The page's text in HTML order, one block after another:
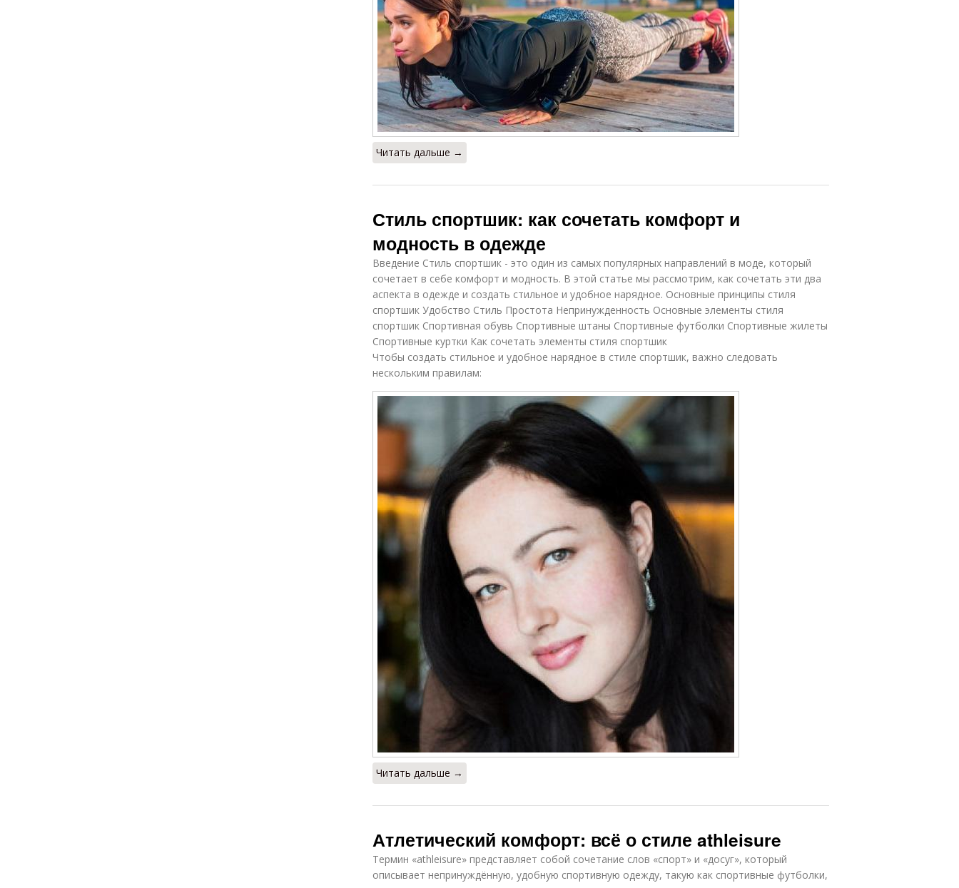
Читать дальше →
Стиль спортшик: как сочетать комфорт и
модность в одежде
Введение Стиль спортшик - это один из самых популярных направлений в моде, который
сочетает в себе комфорт и модность. В этой статье мы рассмотрим, как сочетать эти два
аспекта в одежде и создать стильное и удобное нарядное. Основные принципы стиля
спортшик Удобство Стиль Простота Непринужденность Основные элементы стиля
спортшик Спортивная обувь Спортивные штаны Спортивные футболки Спортивные жилеты
Спортивные куртки Как сочетать элементы стиля спортшик
Чтобы создать стильное и удобное нарядное в стиле спортшик, важно следовать
нескольким правилам:
Читать дальше →
Атлетический комфорт: всё о стиле athleisure
Термин «athleisure» представляет собой сочетание слов «спорт» и «досуг», который
описывает непринуждённую, удобную спортивную одежду, такую ​​​​как спортивные футболки,